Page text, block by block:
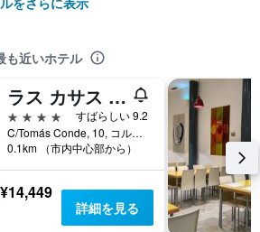
も近いホテル
ラス カサス デ ラ フデリア デ コルドバ
4つ星
すばらしい 9.2
C/Tomás Conde, 10, コルドバ, アンダルシア州, スペイン
0.1km （市内中心部から）
¥14,449
詳細を見る